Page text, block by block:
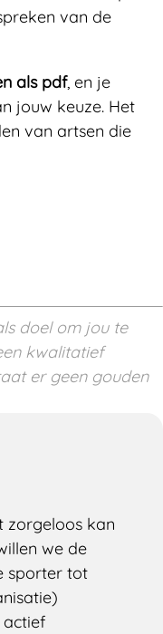
van de
als pdf, en je
jouw keuze. Het
van artsen die
doel om jou te
kwalitatief
er geen gouden
zorgeloos kan
we de
sporter tot
actief